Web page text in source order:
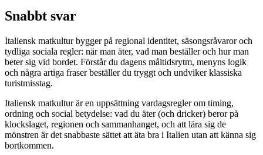
Snabbt svar
Italiensk matkultur bygger på regional identitet, säsongsråvaror och
tydliga sociala regler: när man äter, vad man beställer och hur man
beter sig vid bordet. Förstår du dagens måltidsrytm, menyns logik
och några artiga fraser beställer du tryggt och undviker klassiska
turistmisstag.
Italiensk matkultur är en uppsättning vardagsregler om timing,
ordning och social betydelse: vad du äter (och dricker) beror på
klockslaget, regionen och sammanhanget, och att lära sig de
mönstren är det snabbaste sättet att äta bra i Italien utan att känna sig
bortkommen.